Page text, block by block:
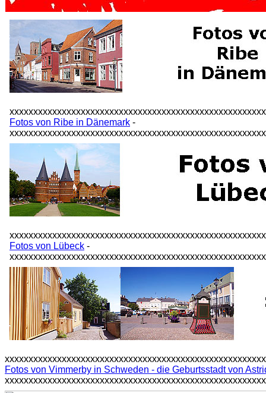
Fotos von Ribe in Dänemark -
Fotos von Lübeck -
Fotos von Vimmerby in Schweden - die Geburtsstadt von